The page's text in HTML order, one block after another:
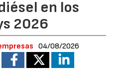
en los
2026
04/08/2026